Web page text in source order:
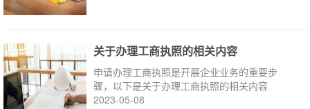
关于办理工商执照的相关内容
申请办理工商执照是开展企业业务的重要步
骤，以下是关于办理工商执照的相关内容
2023-05-08